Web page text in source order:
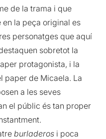
de la trama i que
en la peça original es
personatges que aquí
sobretot la
protagonista, i la
paper de Micaela. La
a les seves
el públic és tan proper
burladeros i poca